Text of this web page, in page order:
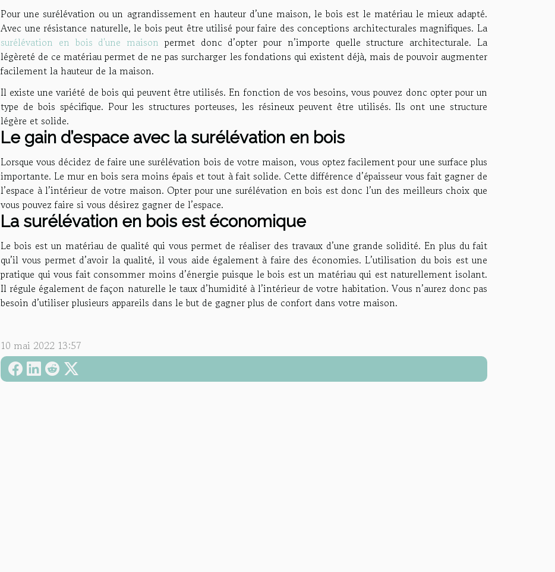
Pour une surélévation ou un agrandissement en hauteur d’une maison, le bois est le matériau le mieux adapté.
Avec une résistance naturelle, le bois peut être utilisé pour faire des conceptions architecturales magnifiques. La
surélévation en bois d'une maison permet donc d’opter pour n’importe quelle structure architecturale. La
légèreté de ce matériau permet de ne pas surcharger les fondations qui existent déjà, mais de pouvoir augmenter
facilement la hauteur de la maison.
Il existe une variété de bois qui peuvent être utilisés. En fonction de vos besoins, vous pouvez donc opter pour un
type de bois spécifique. Pour les structures porteuses, les résineux peuvent être utilisés. Ils ont une structure
légère et solide.
Le gain d’espace avec la surélévation en bois
Lorsque vous décidez de faire une surélévation bois de votre maison, vous optez facilement pour une surface plus
importante. Le mur en bois sera moins épais et tout à fait solide. Cette différence d’épaisseur vous fait gagner de
l’espace à l’intérieur de votre maison. Opter pour une surélévation en bois est donc l’un des meilleurs choix que
vous pouvez faire si vous désirez gagner de l’espace.
La surélévation en bois est économique
Le bois est un matériau de qualité qui vous permet de réaliser des travaux d’une grande solidité. En plus du fait
qu’il vous permet d’avoir la qualité, il vous aide également à faire des économies. L’utilisation du bois est une
pratique qui vous fait consommer moins d’énergie puisque le bois est un matériau qui est naturellement isolant.
Il régule également de façon naturelle le taux d’humidité à l’intérieur de votre habitation. Vous n’aurez donc pas
besoin d’utiliser plusieurs appareils dans le but de gagner plus de confort dans votre maison.
10 mai 2022 13:57